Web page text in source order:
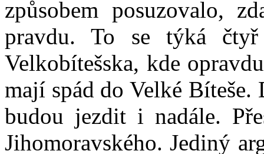
způsobem posuzovalo,
pravdu. To se týká
Velkobítešska, kde
mají spád do Velké
budou jezdit i nadále.
Jihomoravského. Jediný